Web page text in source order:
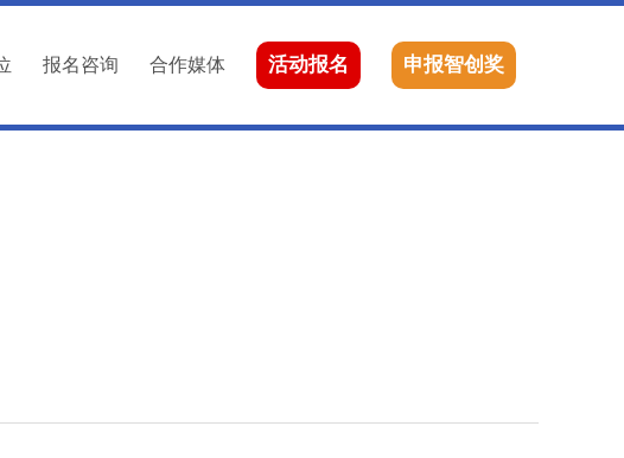
报名咨询 合作媒体 活动报名 申报智创奖